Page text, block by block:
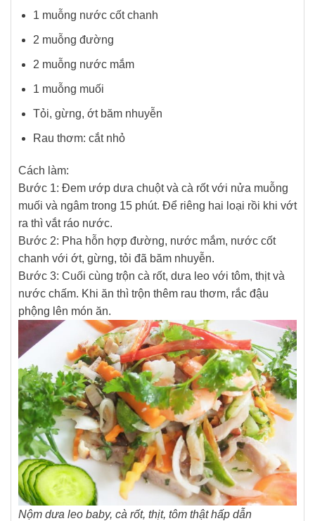
1 muỗng nước cốt chanh
2 muỗng đường
2 muỗng nước mắm
1 muỗng muối
Tỏi, gừng, ớt băm nhuyễn
Rau thơm: cắt nhỏ
Cách làm:
Bước 1: Đem ướp dưa chuột và cà rốt với nửa muỗng
muối và ngâm trong 15 phút. Để riêng hai loại rồi khi vớt
ra thì vắt ráo nước.
Bước 2: Pha hỗn hợp đường, nước mắm, nước cốt
chanh với ớt, gừng, tỏi đã băm nhuyễn.
Bước 3: Cuối cùng trộn cà rốt, dưa leo với tôm, thịt và
nước chấm. Khi ăn thì trộn thêm rau thơm, rắc đậu
phộng lên món ăn.
Nộm dưa leo baby, cà rốt, thịt, tôm thật hấp dẫn